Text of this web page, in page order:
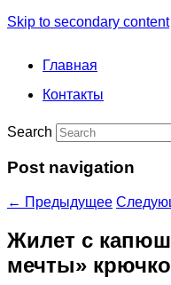
Skip to secondary content
Главная
Контакты
Search
Post navigation
← Предыдущее
Жилет с
мечты»